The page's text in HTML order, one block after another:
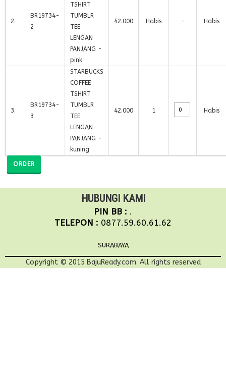
2.
BR19734-
2
TSHIRT
TUMBLR
TEE
LENGAN
PANJANG -
pink
42.000 Habis - Habis
3.
BR19734-
3
STARBUCKS
COFFEE
TSHIRT
TUMBLR
TEE
LENGAN
PANJANG -
kuning
42.000 1 Habis
ORDER
HUBUNGI KAMI
PIN BB : .
TELEPON : 0877.59.60.61.62
SURABAYA
Copyright © 2015 BajuReady.com. All rights reserved